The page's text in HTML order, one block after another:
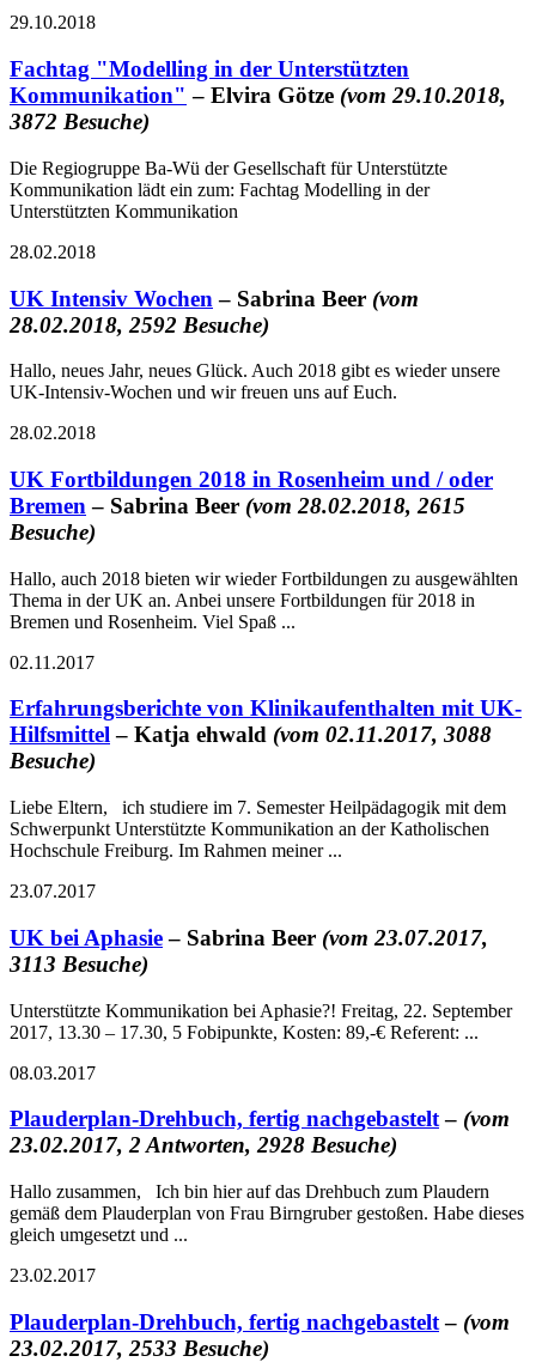
29.10.2018
Fachtag "Modelling in der Unterstützten
Kommunikation" – Elvira Götze (vom 29.10.2018,
3872 Besuche)
Die Regiogruppe Ba-Wü der Gesellschaft für Unterstützte
Kommunikation lädt ein zum: Fachtag Modelling in der
Unterstützten Kommunikation
28.02.2018
UK Intensiv Wochen – Sabrina Beer (vom
28.02.2018, 2592 Besuche)
Hallo, neues Jahr, neues Glück. Auch 2018 gibt es wieder unsere
UK-Intensiv-Wochen und wir freuen uns auf Euch.
28.02.2018
UK Fortbildungen 2018 in Rosenheim und / oder
Bremen – Sabrina Beer (vom 28.02.2018, 2615
Besuche)
Hallo, auch 2018 bieten wir wieder Fortbildungen zu ausgewählten
Thema in der UK an. Anbei unsere Fortbildungen für 2018 in
Bremen und Rosenheim. Viel Spaß ...
02.11.2017
Erfahrungsberichte von Klinikaufenthalten mit UK-
Hilfsmittel– Katja ehwald (vom 02.11.2017, 3088
Besuche)
Liebe Eltern, ich studiere im 7. Semester Heilpädagogik mit dem
Schwerpunkt Unterstützte Kommunikation an der Katholischen
Hochschule Freiburg. Im Rahmen meiner ...
23.07.2017
UK bei Aphasie– Sabrina Beer (vom 23.07.2017,
3113 Besuche)
Unterstützte Kommunikation bei Aphasie?! Freitag, 22. September
2017, 13.30 – 17.30, 5 Fobipunkte, Kosten: 89,-€ Referent: ...
08.03.2017
Plauderplan-Drehbuch, fertig nachgebastelt– (vom
23.02.2017, 2 Antworten, 2928 Besuche)
Hallo zusammen, Ich bin hier auf das Drehbuch zum Plaudern
gemäß dem Plauderplan von Frau Birngruber gestoßen. Habe dieses
gleich umgesetzt und ...
23.02.2017
Plauderplan-Drehbuch, fertig nachgebastelt– (vom
23.02.2017, 2533 Besuche)